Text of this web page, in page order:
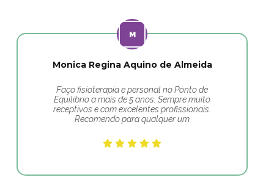
Monica Regina Aquino de Almeida
Faço fisioterapia e personal no Ponto de
Equilibrio a mais de 5 anos. Sempre muito
receptivos e com excelentes profissionais.
Recomendo para qualquer um